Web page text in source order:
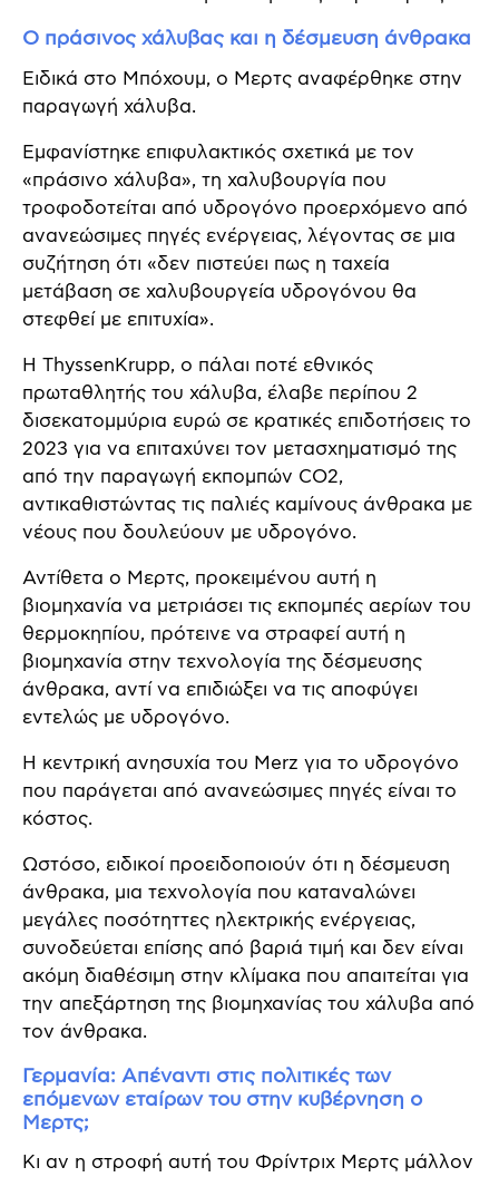
Ο πράσινος χάλυβας και η δέσμευση άνθρακα
Ειδικά στο Μπόχουμ, ο Μερτς αναφέρθηκε στην
παραγωγή χάλυβα.
Εμφανίστηκε επιφυλακτικός σχετικά με τον
«πράσινο χάλυβα», τη χαλυβουργία που
τροφοδοτείται από υδρογόνο προερχόμενο από
ανανεώσιμες πηγές ενέργειας, λέγοντας σε μια
συζήτηση ότι «δεν πιστεύει πως η ταχεία
μετάβαση σε χαλυβουργεία υδρογόνου θα
στεφθεί με επιτυχία».
Η ThyssenKrupp, ο πάλαι ποτέ εθνικός
πρωταθλητής του χάλυβα, έλαβε περίπου 2
δισεκατομμύρια ευρώ σε κρατικές επιδοτήσεις το
2023 για να επιταχύνει τον μετασχηματισμό της
από την παραγωγή εκπομπών CO2,
αντικαθιστώντας τις παλιές καμίνους άνθρακα με
νέους που δουλεύουν με υδρογόνο.
Αντίθετα ο Μερτς, προκειμένου αυτή η
βιομηχανία να μετριάσει τις εκπομπές αερίων του
θερμοκηπίου, πρότεινε να στραφεί αυτή η
βιομηχανία στην τεχνολογία της δέσμευσης
άνθρακα, αντί να επιδιώξει να τις αποφύγει
εντελώς με υδρογόνο.
Η κεντρική ανησυχία του Merz για το υδρογόνο
που παράγεται από ανανεώσιμες πηγές είναι το
κόστος.
Ωστόσο, ειδικοί προειδοποιούν ότι η δέσμευση
άνθρακα, μια τεχνολογία που καταναλώνει
μεγάλες ποσότηττες ηλεκτρικής ενέργειας,
συνοδεύεται επίσης από βαριά τιμή και δεν είναι
ακόμη διαθέσιμη στην κλίμακα που απαιτείται για
την απεξάρτηση της βιομηχανίας του χάλυβα από
τον άνθρακα.
Γερμανία: Απέναντι στις πολιτικές των
επόμενων εταίρων του στην κυβέρνηση ο
Μερτς;
Κι αν η στροφή αυτή του Φρίντριχ Μερτς μάλλον